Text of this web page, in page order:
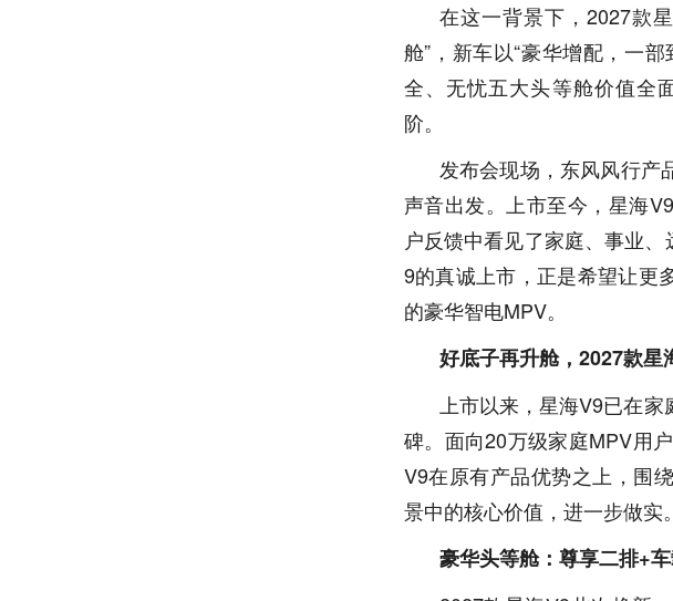
在这一背景下，2027款
舱”，新车以“豪华增配，一
全、无忧五大头等舱价值全
阶。
发布会现场，东风风行产
声音出发。上市至今，星海
户反馈中看见了家庭、事业
9的真诚上市，正是希望让更
的豪华智电MPV。
好底子再升舱，2027款星
上市以来，星海V9已在家
碑。面向20万级家庭MPV用
V9在原有产品优势之上，围
景中的核心价值，进一步做实。
豪华头等舱：尊享二排+